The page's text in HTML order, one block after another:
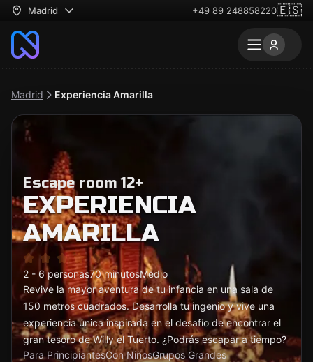
Madrid +49 89 248858220🇪🇸
Madrid Experiencia Amarilla
Escape room 12+
EXPERIENCIA
AMARILLA
2 - 6 personas70 minutosMedio
Revive la mayor aventura de tu infancia en una sala de
150 metros cuadrados. Desarrolla tu ingenio y vive una
experiencia única inspirada en el desafío de encontrar el
gran tesoro de Willy el Tuerto. ¿Podrás escapar a tiempo?
Para PrincipiantesCon NiñosGrupos Grandes